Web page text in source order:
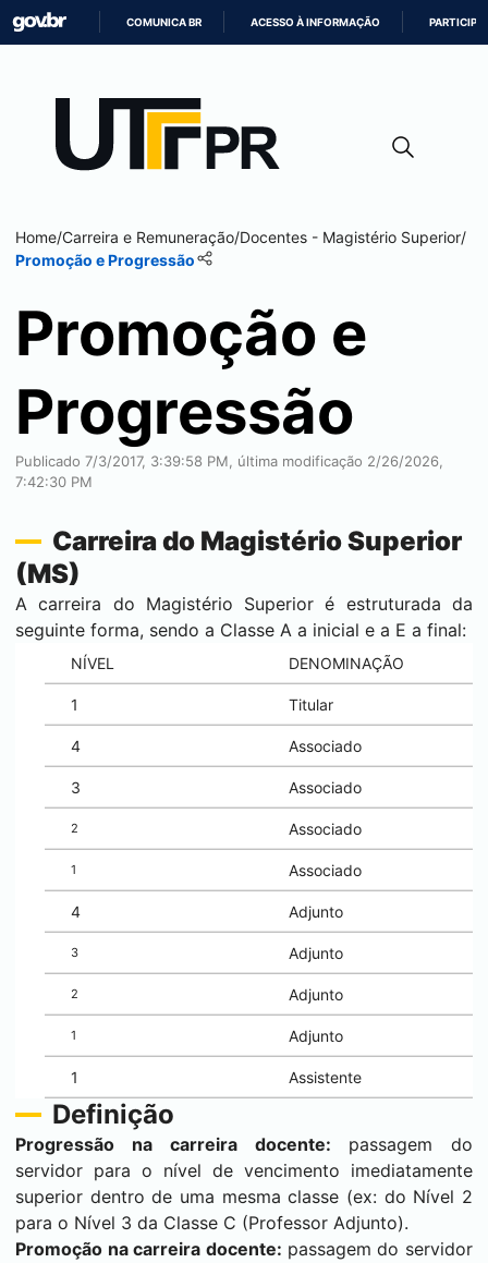
CONTEÚDO
COMUNICA BR ACESSO À INFORMAÇÃO PARTICIPE
Home/Carreira e Remuneração/Docentes - Magistério Superior/
Promoção e Progressão
Promoção e
Progressão
Publicado 7/3/2017, 3:39:58 PM, última modificação 2/26/2026,
7:42:30 PM
Carreira do Magistério Superior
(MS)
A carreira do Magistério Superior é estruturada da
seguinte forma, sendo a Classe A a inicial e a E a final:
NÍVEL DENOMINAÇÃO
1 Titular
4 Associado
3 Associado
2 Associado
1 Associado
4 Adjunto
3 Adjunto
2 Adjunto
1 Adjunto
1 Assistente
Definição
Progressão na carreira docente: passagem do
servidor para o nível de vencimento imediatamente
superior dentro de uma mesma classe (ex: do Nível 2
para o Nível 3 da Classe C (Professor Adjunto).
Promoção na carreira docente: passagem do servidor